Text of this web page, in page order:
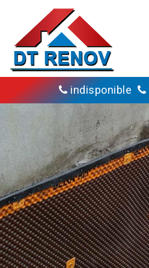
indisponible